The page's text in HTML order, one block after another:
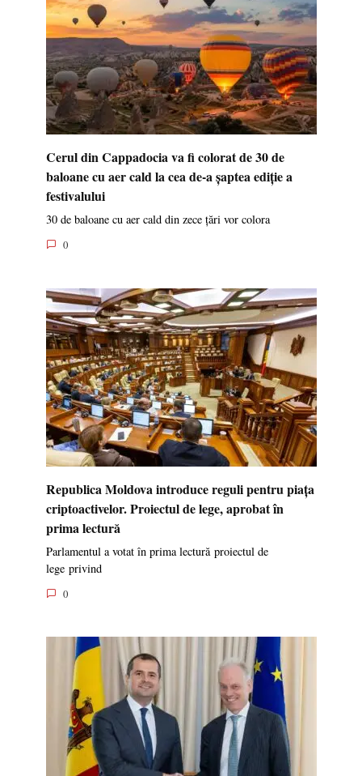
Cerul din Cappadocia va fi colorat de 30 de
baloane cu aer cald la cea de-a șaptea ediție a
festivalului
30 de baloane cu aer cald din zece țări vor colora
0
Republica Moldova introduce reguli pentru piața
criptoactivelor. Proiectul de lege, aprobat în
prima lectură
Parlamentul a votat în prima lectură proiectul de
lege privind
0